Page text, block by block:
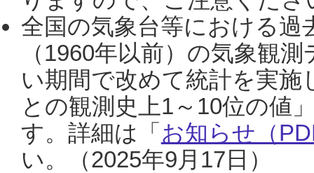
全国の気象台等における過
（1960年以前）の気象観
い期間で改めて統計を実
との観測史上1～10位の値
す。詳細は「 お知らせ（
い。（2025年9月17日）